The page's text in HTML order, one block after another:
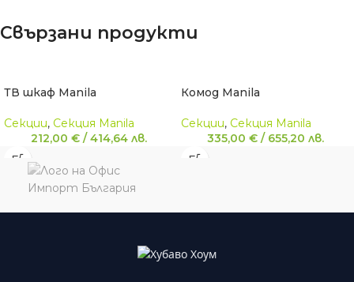
Свързани продукти
ТВ шкаф Manila
Секции, Секция Manila
212,00 € /414,64 лв.
Комод Manila
Секции, Секция Manila
335,00 € / 655,20 лв.